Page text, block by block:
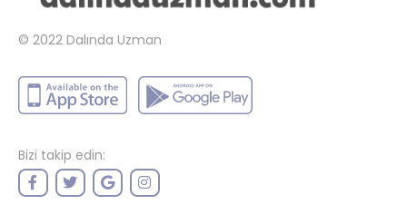
© 2022 Dalında Uzman
Bizi takip edin: